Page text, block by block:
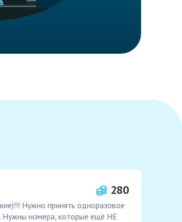
280
Нужно принять одноразовое
Нужны номера, которые ещё НЕ